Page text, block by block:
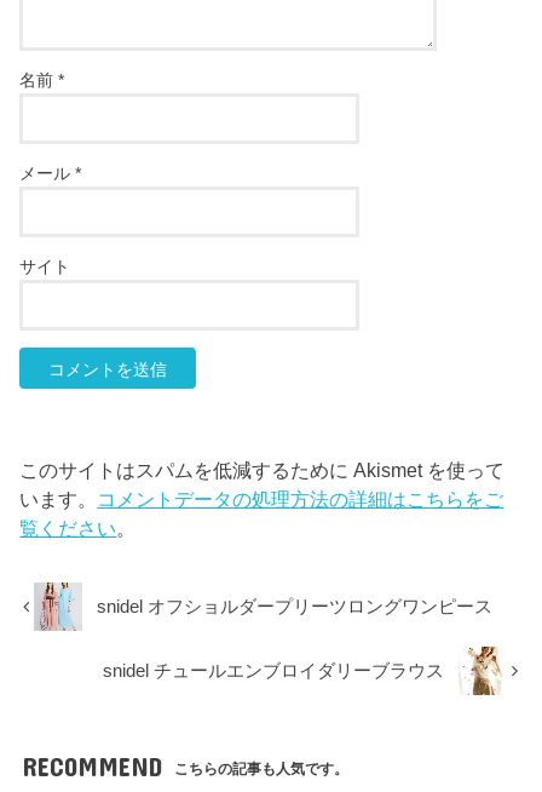
名前*
メール*
サイト
このサイトはスパムを低減するために Akismet を使って
います。 コメントデータの処理方法の詳細はこちらをご
覧ください。
snidel オフショルダープリーツロングワンピース
snidel チュールエンブロイダリーブラウス
RECOMMEND こちらの記事も人気です。